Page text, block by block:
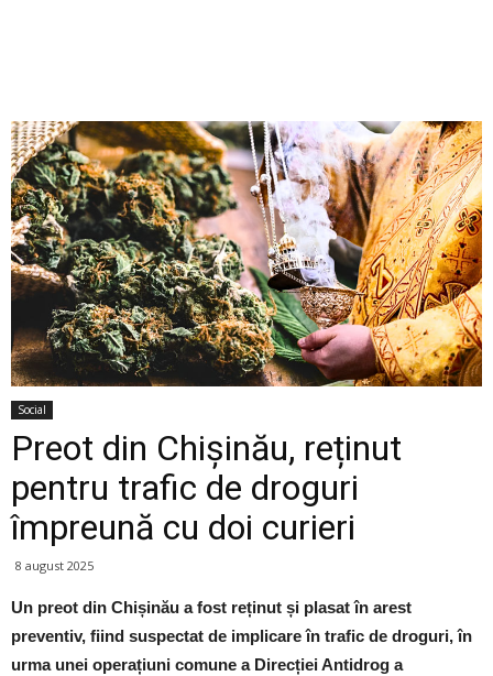
Social
Preot din Chișinău, reținut
pentru trafic de droguri
împreună cu doi curieri
8 august 2025
Un preot din Chișinău a fost reținut și plasat în arest
preventiv, fiind suspectat de implicare în trafic de droguri, în
urma unei operațiuni comune a Direcției Antidrog a